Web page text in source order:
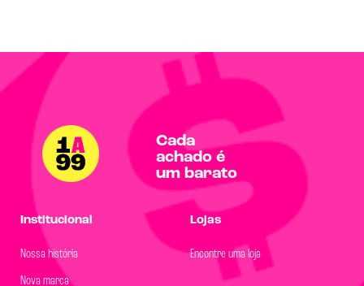
Cada
achado é
um barato
Institucional
Nossa história
Nova marca
Lojas
Encontre uma loja